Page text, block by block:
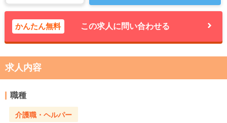
かんたん無料 この求人に問い合わせる
求人内容
職種
介護職・ヘルパー